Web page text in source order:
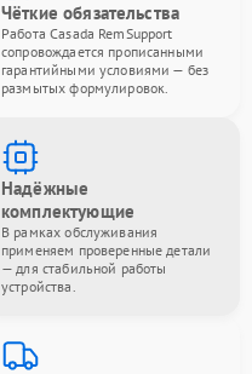
Чёткие обязательства
Работа Casada RemSupport
сопровождается прописанными
гарантийными условиями — без
размытых формулировок.
Надёжные
комплектующие
В рамках обслуживания
применяем проверенные детали
— для стабильной работы
устройства.